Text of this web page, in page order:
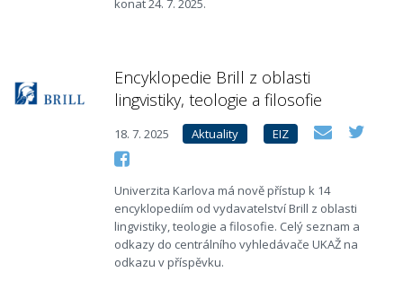
konat 24. 7. 2025.
Encyklopedie Brill z oblasti
lingvistiky, teologie a filosofie
18. 7. 2025 Aktuality EIZ
Univerzita Karlova má nově přístup k 14
encyklopediím od vydavatelství Brill z oblasti
lingvistiky, teologie a filosofie. Celý seznam a
odkazy do centrálního vyhledávače UKAŽ na
odkazu v příspěvku.